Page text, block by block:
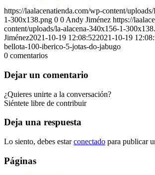
https://laalacenatienda.com/wp-content/
1-300x138.png 0 0 Andy Jiménez https://
content/uploads/la-alacena-340x156-1-
Jiménez2021-10-19 12:08:522021-10-19
bellota-100-iberico-5-jotas-do-jabugo
0 comentarios
Dejar un comentario
¿Quieres unirte a la conversación?
Siéntete libre de contribuir
Deja una respuesta
Lo siento, debes estarconectado para publicar
Páginas